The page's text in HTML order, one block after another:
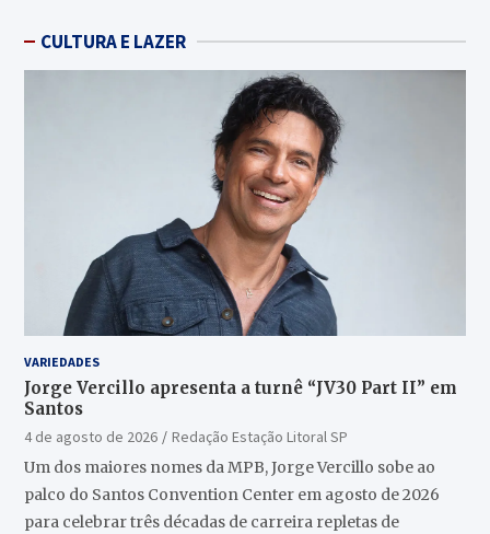
CULTURA E LAZER
VARIEDADES
Jorge Vercillo apresenta a turnê “JV30 Part II” em
Santos
4 de agosto de 2026
Redação Estação Litoral SP
Um dos maiores nomes da MPB, Jorge Vercillo sobe ao
palco do Santos Convention Center em agosto de 2026
para celebrar três décadas de carreira repletas de